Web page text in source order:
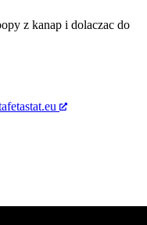
z kanap i dolaczac do